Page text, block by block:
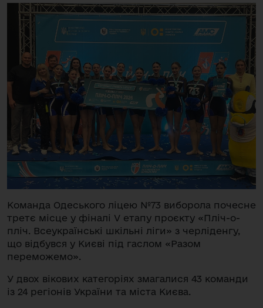
Команда Одеського ліцею №73 виборола почесне
третє місце у фіналі V етапу проєкту «Пліч-о-
пліч. Всеукраїнські шкільні ліги» з черліденгу,
що відбувся у Києві під гаслом «Разом
переможемо».
У двох вікових категоріях змагалися 43 команди
із 24 регіонів України та міста Києва.